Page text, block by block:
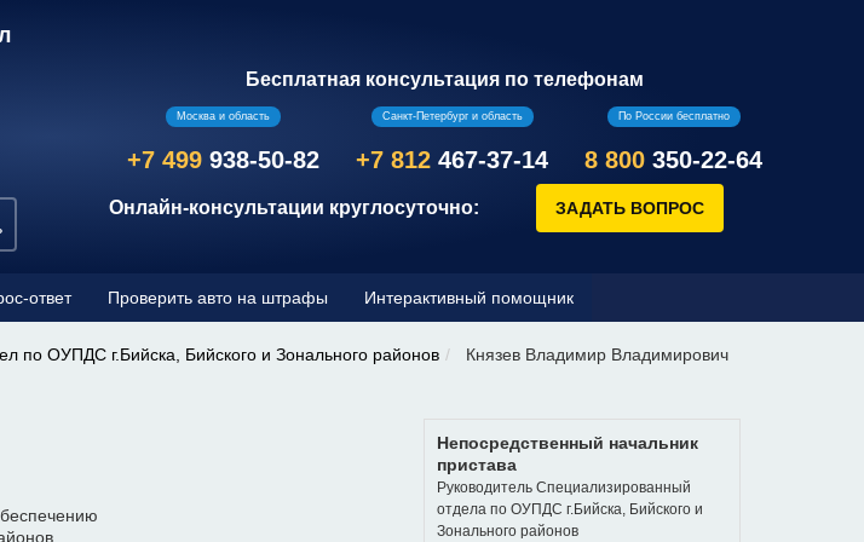
Бесплатная консультация по телефонам
Москва и область
+7 499 938-50-82
Санкт-Петербург и область
+7 812 467-37-14
По России бесплатно
8 800 350-22-64
Онлайн-консультации круглосуточно:
ответ Проверить авто на штрафы Интерактивный помощник
по ОУПДС г.Бийска, Бийского и Зонального районов Князев Владимир Владимирович
Непосредственный начальник
пристава
Руководитель Специализированный
отдела по ОУПДС г.Бийска, Бийского и
Зонального районов